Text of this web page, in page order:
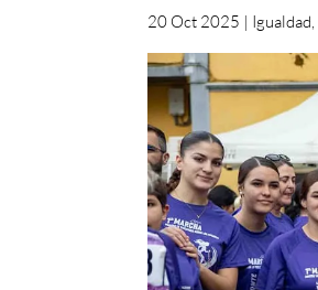
20 Oct 2025 | Igualdad